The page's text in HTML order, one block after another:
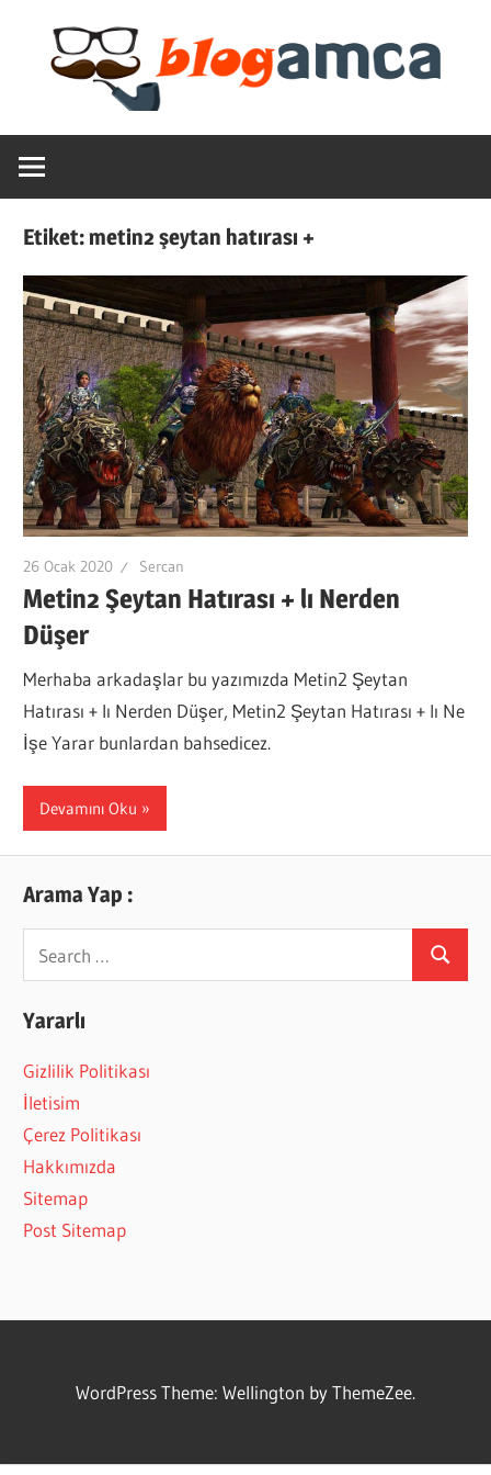
content
Blogamca
2025
Haber,
Blogların
Amcası
Etiket:metin2 şeytan hatırası +
26 Ocak 2020 Sercan
Metin2 Şeytan Hatırası + lı Nerden
Düşer
Merhaba arkadaşlar bu yazımızda Metin2 Şeytan
Hatırası + lı Nerden Düşer, Metin2 Şeytan Hatırası + lı Ne
İşe Yarar bunlardan bahsedicez.
Devamını Oku
Arama Yap :
for:
Search
Yararlı
Gizlilik Politikası
İletisim
Çerez Politikası
Hakkımızda
Sitemap
Post Sitemap
WordPress Theme: Wellington by ThemeZee.